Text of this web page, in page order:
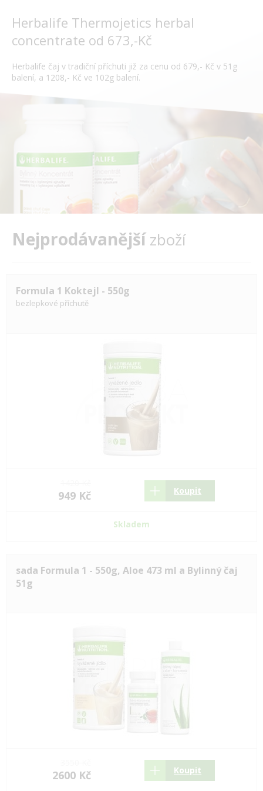
Herbalife Thermojetics herbal
concentrate od 673,-Kč
Herbalife čaj v tradiční příchuti již za cenu od 679,- Kč v 51g
balení, a 1208,- Kč ve 102g balení.
Nejprodávanějšízboží
Formula 1 Koktejl - 550g
bezlepkové příchutě
949 Kč Koupit
Skladem
sada Formula 1 - 550g, Aloe 473 ml a Bylinný čaj
51g
2600 Kč Koupit